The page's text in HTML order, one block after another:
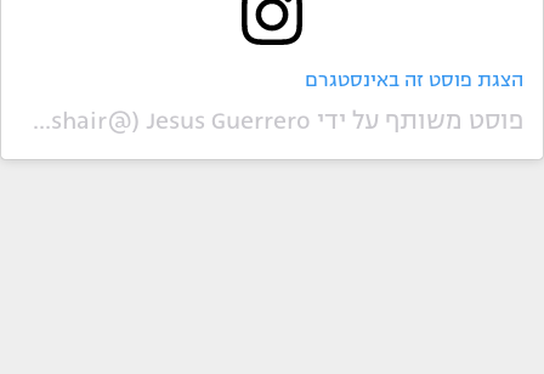
הצגת פוסט זה באינסטגרם
פוסט משותף על ידי ‏‎Jesus Guerrero‎‏ (@‏‎jesushair‎‏)